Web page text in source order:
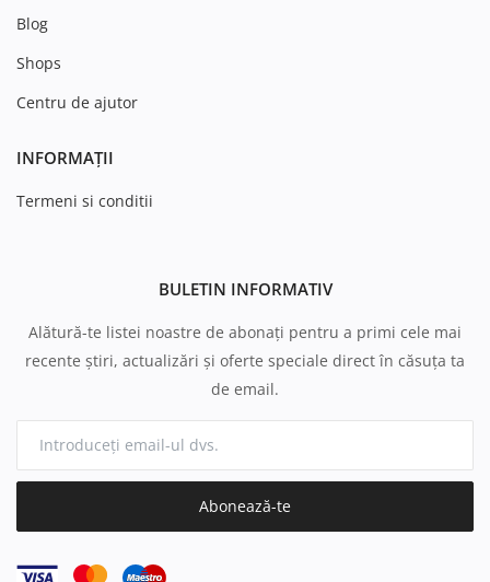
Blog
Shops
Centru de ajutor
INFORMAȚII
Termeni si conditii
BULETIN INFORMATIV
Alătură-te listei noastre de abonați pentru a primi cele mai
recente știri, actualizări și oferte speciale direct în căsuța ta
de email.
Abonează-te